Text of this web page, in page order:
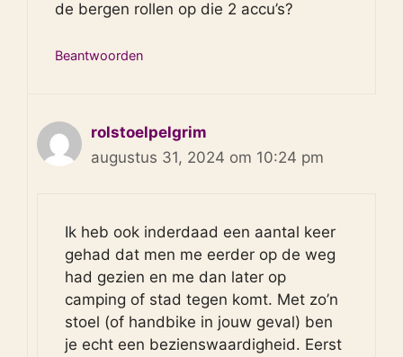
de bergen rollen op die 2 accu’s?
Beantwoorden
rolstoelpelgrim
augustus 31, 2024 om 10:24 pm
Ik heb ook inderdaad een aantal keer
gehad dat men me eerder op de weg
had gezien en me dan later op
camping of stad tegen komt. Met zo’n
stoel (of handbike in jouw geval) ben
je echt een bezienswaardigheid. Eerst